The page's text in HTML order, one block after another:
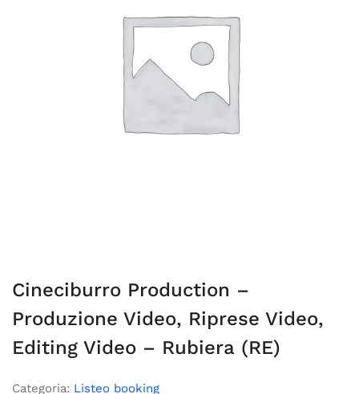
Cineciburro Production –
Produzione Video, Riprese Video,
Editing Video – Rubiera (RE)
Categoria: Listeo booking